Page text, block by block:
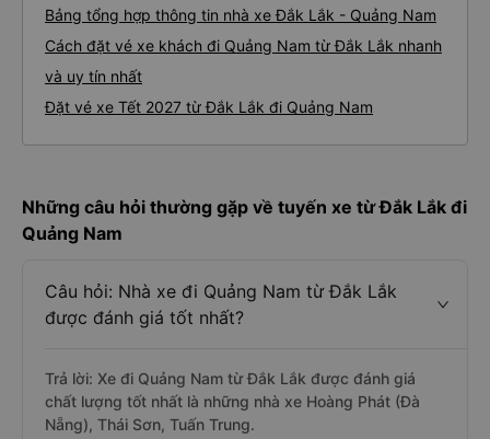
Bảng tổng hợp thông tin nhà xe Đắk Lắk - Quảng Nam
Cách đặt vé xe khách đi Quảng Nam từ Đắk Lắk nhanh
và uy tín nhất
Đặt vé xe Tết 2027 từ Đắk Lắk đi Quảng Nam
Những câu hỏi thường gặp về tuyến xe từ Đắk Lắk đi
Quảng Nam
Câu hỏi: Nhà xe đi Quảng Nam từ Đắk Lắk
được đánh giá tốt nhất?
Trả lời: Xe đi Quảng Nam từ Đắk Lắk được đánh giá
chất lượng tốt nhất là những nhà xe Hoàng Phát (Đà
Nẵng), Thái Sơn, Tuấn Trung.